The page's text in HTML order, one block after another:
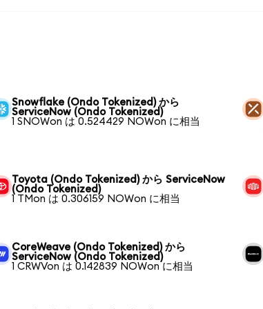
Snowflake (Ondo Tokenized) から
ServiceNow (Ondo Tokenized)
1 SNOWon は 0.524429 NOWon に相当
Toyota (Ondo Tokenized) から ServiceNow
(Ondo Tokenized)
1 TMon は 0.306159 NOWon に相当
CoreWeave (Ondo Tokenized) から
ServiceNow (Ondo Tokenized)
1 CRWVon は 0.142839 NOWon に相当